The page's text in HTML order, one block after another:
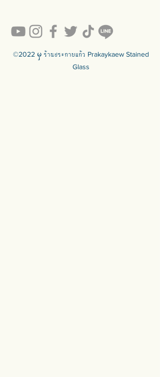
©2022 မှ ร้านประกายแก้ว Prakaykaew Stained
Glass